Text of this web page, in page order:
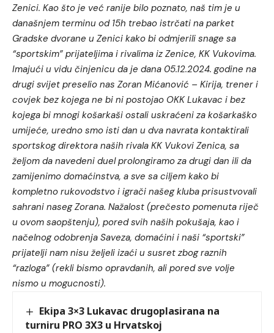
Zenici. Kao što je već ranije bilo poznato, naš tim je u
današnjem terminu od 15h trebao istrčati na parket
Gradske dvorane u Zenici kako bi odmjerili snage sa
“sportskim” prijateljima i rivalima iz Zenice, KK Vukovima.
Imajući u vidu činjenicu da je dana 05.12.2024. godine na
drugi svijet preselio nas Zoran Mićanović – Kirija, trener i
covjek bez kojega ne bi ni postojao OKK Lukavac i bez
kojega bi mnogi košarkaši ostali uskraćeni za košarkaško
umijeće, uredno smo isti dan u dva navrata kontaktirali
sportskog direktora naših rivala KK Vukovi Zenica, sa
željom da navedeni duel prolongiramo za drugi dan ili da
zamijenimo domaćinstva, a sve sa ciljem kako bi
kompletno rukovodstvo i igrači našeg kluba prisustvovali
sahrani naseg Zorana. Nažalost (prečesto pomenuta riječ
u ovom saopštenju), pored svih naših pokušaja, kao i
načelnog odobrenja Saveza, domaćini i naši “sportski”
prijatelji nam nisu željeli izaći u susret zbog raznih
“razloga” (rekli bismo opravdanih, ali pored sve volje
nismo u mogucnosti).
Ekipa 3×3 Lukavac drugoplasirana na
turniru PRO 3X3 u Hrvatskoj